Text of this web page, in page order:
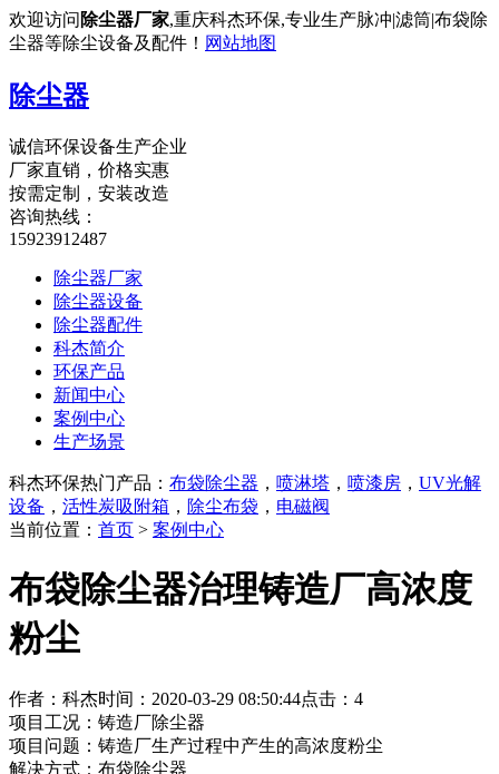
欢迎访问 除尘器厂家,重庆科杰环保,专业生产脉冲|滤筒|布袋除
尘器等除尘设备及配件！ 网站地图
除尘器
诚信环保设备生产企业
厂家直销，价格实惠
按需定制，安装改造
咨询热线：
15923912487
除尘器厂家
除尘器设备
除尘器配件
科杰简介
环保产品
新闻中心
案例中心
生产场景
科杰环保热门产品： 布袋除尘器 ， 喷淋塔 ， 喷漆房 ， UV光解
设备 ， 活性炭吸附箱 ， 除尘布袋 ， 电磁阀
当前位置： 首页 > 案例中心
布袋除尘器治理铸造厂高浓度
粉尘
作者：科杰时间：2020-03-29 08:50:44点击：4
项目工况：铸造厂除尘器
项目问题：铸造厂生产过程中产生的高浓度粉尘
解决方式：布袋除尘器